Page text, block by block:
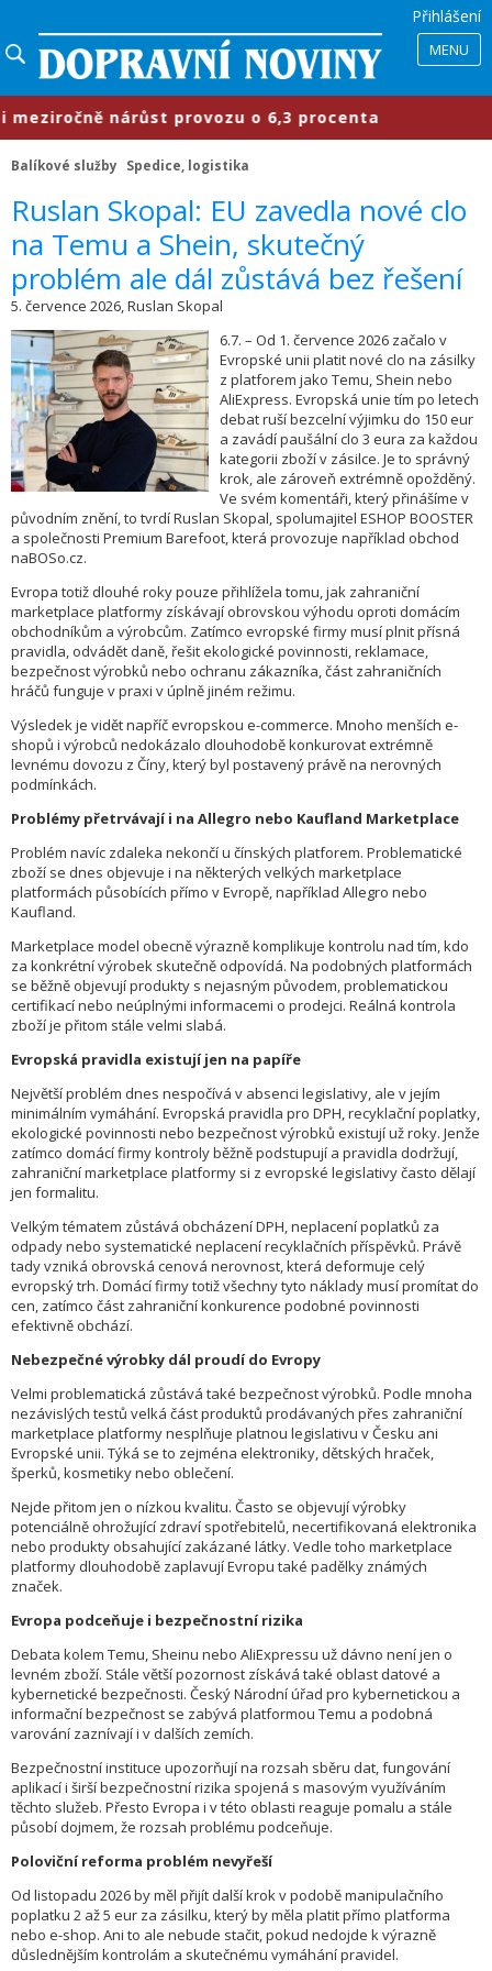
Přihlášení
MENU
nárůst provozu o 6,3 procenta
Balíkové služby Spedice, logistika
​Ruslan Skopal: EU zavedla nové clo
na Temu a Shein, skutečný
problém ale dál zůstává bez řešení
5. července 2026, Ruslan Skopal
6.7. – Od 1. července 2026 začalo v
Evropské unii platit nové clo na zásilky
z platforem jako Temu, Shein nebo
AliExpress. Evropská unie tím po letech
debat ruší bezcelní výjimku do 150 eur
a zavádí paušální clo 3 eura za každou
kategorii zboží v zásilce. Je to správný
krok, ale zároveň extrémně opožděný.
Ve svém komentáři, který přinášíme v
původním znění, to tvrdí Ruslan Skopal, spolumajitel ESHOP BOOSTER
a společnosti Premium Barefoot, která provozuje například obchod
naBOSo.cz.
Evropa totiž dlouhé roky pouze přihlížela tomu, jak zahraniční
marketplace platformy získávají obrovskou výhodu oproti domácím
obchodníkům a výrobcům. Zatímco evropské firmy musí plnit přísná
pravidla, odvádět daně, řešit ekologické povinnosti, reklamace,
bezpečnost výrobků nebo ochranu zákazníka, část zahraničních
hráčů funguje v praxi v úplně jiném režimu.
Výsledek je vidět napříč evropskou e-commerce. Mnoho menších e-
shopů i výrobců nedokázalo dlouhodobě konkurovat extrémně
levnému dovozu z Číny, který byl postavený právě na nerovných
podmínkách.
Problémy přetrvávají i na Allegro nebo Kaufland Marketplace
Problém navíc zdaleka nekončí u čínských platforem. Problematické
zboží se dnes objevuje i na některých velkých marketplace
platformách působících přímo v Evropě, například Allegro nebo
Kaufland.
Marketplace model obecně výrazně komplikuje kontrolu nad tím, kdo
za konkrétní výrobek skutečně odpovídá. Na podobných platformách
se běžně objevují produkty s nejasným původem, problematickou
certifikací nebo neúplnými informacemi o prodejci. Reálná kontrola
zboží je přitom stále velmi slabá.
Evropská pravidla existují jen na papíře
Největší problém dnes nespočívá v absenci legislativy, ale v jejím
minimálním vymáhání. Evropská pravidla pro DPH, recyklační poplatky,
ekologické povinnosti nebo bezpečnost výrobků existují už roky. Jenže
zatímco domácí firmy kontroly běžně podstupují a pravidla dodržují,
zahraniční marketplace platformy si z evropské legislativy často dělají
jen formalitu.
Velkým tématem zůstává obcházení DPH, neplacení poplatků za
odpady nebo systematické neplacení recyklačních příspěvků. Právě
tady vzniká obrovská cenová nerovnost, která deformuje celý
evropský trh. Domácí firmy totiž všechny tyto náklady musí promítat do
cen, zatímco část zahraniční konkurence podobné povinnosti
efektivně obchází.
Nebezpečné výrobky dál proudí do Evropy
Velmi problematická zůstává také bezpečnost výrobků. Podle mnoha
nezávislých testů velká část produktů prodávaných přes zahraniční
marketplace platformy nesplňuje platnou legislativu v Česku ani
Evropské unii. Týká se to zejména elektroniky, dětských hraček,
šperků, kosmetiky nebo oblečení.
Nejde přitom jen o nízkou kvalitu. Často se objevují výrobky
potenciálně ohrožující zdraví spotřebitelů, necertifikovaná elektronika
nebo produkty obsahující zakázané látky. Vedle toho marketplace
platformy dlouhodobě zaplavují Evropu také padělky známých
značek.
Evropa podceňuje i bezpečnostní rizika
Debata kolem Temu, Sheinu nebo AliExpressu už dávno není jen o
levném zboží. Stále větší pozornost získává také oblast datové a
kybernetické bezpečnosti. Český Národní úřad pro kybernetickou a
informační bezpečnost se zabývá platformou Temu a podobná
varování zaznívají i v dalších zemích.
Bezpečnostní instituce upozorňují na rozsah sběru dat, fungování
aplikací i širší bezpečnostní rizika spojená s masovým využíváním
těchto služeb. Přesto Evropa i v této oblasti reaguje pomalu a stále
působí dojmem, že rozsah problému podceňuje.
Poloviční reforma problém nevyřeší
Od listopadu 2026 by měl přijít další krok v podobě manipulačního
poplatku 2 až 5 eur za zásilku, který by měla platit přímo platforma
nebo e-shop. Ani to ale nebude stačit, pokud nedojde k výrazně
důslednějším kontrolám a skutečnému vymáhání pravidel.